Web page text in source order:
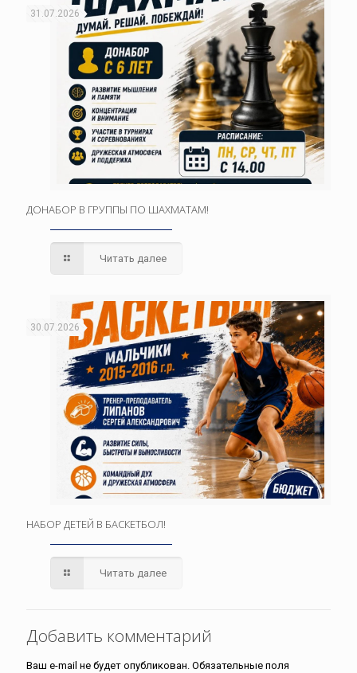
31.07.2026
ДОНАБОР В ГРУППЫ ПО ШАХМАТАМ!
Читать далее
30.07.2026
НАБОР ДЕТЕЙ В БАСКЕТБОЛ!
Читать далее
Добавить комментарий
Ваш e-mail не будет опубликован. Обязательные поля